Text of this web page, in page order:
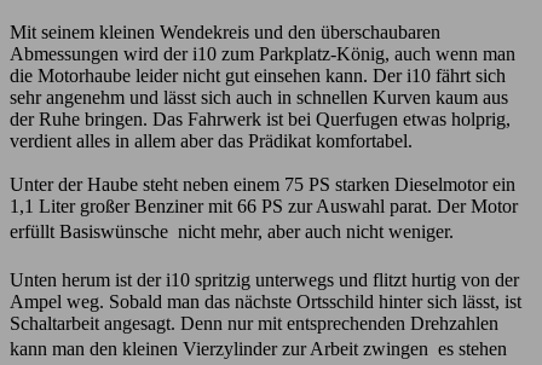
Mit seinem kleinen Wendekreis und den überschaubaren
Abmessungen wird der i10 zum Parkplatz-König, auch wenn man
die Motorhaube leider nicht gut einsehen kann. Der i10 fährt sich
sehr angenehm und lässt sich auch in schnellen Kurven kaum aus
der Ruhe bringen. Das Fahrwerk ist bei Querfugen etwas holprig,
verdient alles in allem aber das Prädikat komfortabel.
Unter der Haube steht neben einem 75 PS starken Dieselmotor ein
1,1 Liter großer Benziner mit 66 PS zur Auswahl parat. Der Motor
erfüllt Basiswünsche  nicht mehr, aber auch nicht weniger.
Unten herum ist der i10 spritzig unterwegs und flitzt hurtig von der
Ampel weg. Sobald man das nächste Ortsschild hinter sich lässt, ist
Schaltarbeit angesagt. Denn nur mit entsprechenden Drehzahlen
kann man den kleinen Vierzylinder zur Arbeit zwingen  es stehen